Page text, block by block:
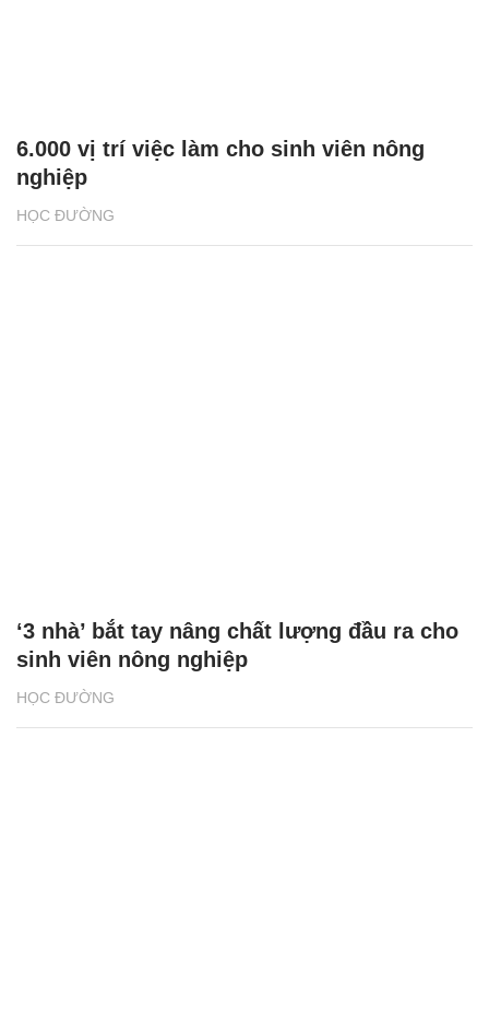
HỌC ĐƯỜNG
6.000 vị trí việc làm cho sinh viên nông
nghiệp
HỌC ĐƯỜNG
‘3 nhà’ bắt tay nâng chất lượng đầu ra cho
sinh viên nông nghiệp